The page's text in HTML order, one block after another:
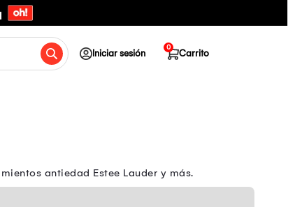
Iniciar sesión Carrito
0
antiedad Estee Lauder y más.